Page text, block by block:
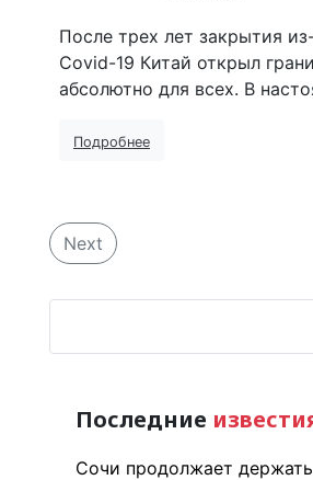
После трех лет закрытия
Covid-19 Китай открыл
абсолютно для всех. В
Подробнее
Next
Последние
Сочи продолжает